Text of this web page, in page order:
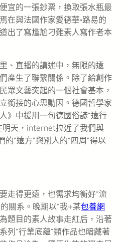
宜的一張鈔票，換取張水瓶最
在與法國作家愛德華·路易的
出了寫尷尬刁難素人寫作者本
、直播的講述中，無限的遠
產生了聯繫關係。除了給創作
眾文藝突起的一個社會基本，
銜接的心思動因。德國哲學家
》中援用一句德國俗諺“遠行
明天，internet拉近了我們與
的“遠方”與別人的“四周”得以
走得更遠，也需求均衡好“流
關系。晚期以“我+某包養網
題目的素人故事走紅后，沿著
列“行業底蘊”類作品也暗藏著